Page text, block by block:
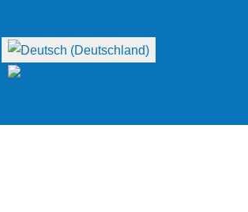
Sprache auswählen